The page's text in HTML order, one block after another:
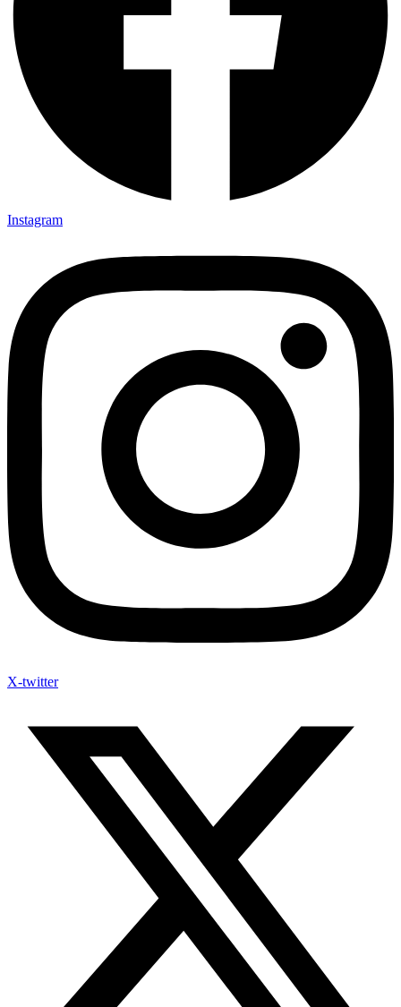
Instagram
X-twitter